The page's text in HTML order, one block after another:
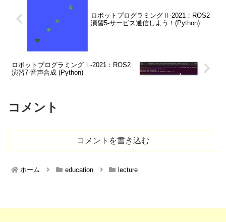
ロボットプログラミングⅡ-2021：ROS2
演習5-サービス通信しよう！(Python)
ロボットプログラミングⅡ-2021：ROS2
演習7-音声合成 (Python)
コメント
コメントを書き込む
ホーム education lecture